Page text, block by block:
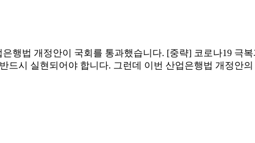
행법 개정안이 국회를 통과했습니다. [중략] 코로나19 극
시 실현되어야 합니다. 그런데 이번 산업은행법 개정안